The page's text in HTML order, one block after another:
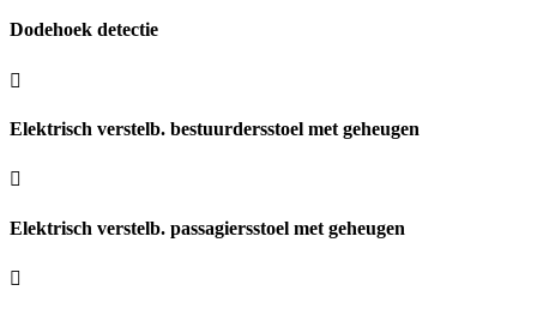
Dodehoek detectie
Elektrisch verstelb. bestuurdersstoel met geheugen
Elektrisch verstelb. passagiersstoel met geheugen